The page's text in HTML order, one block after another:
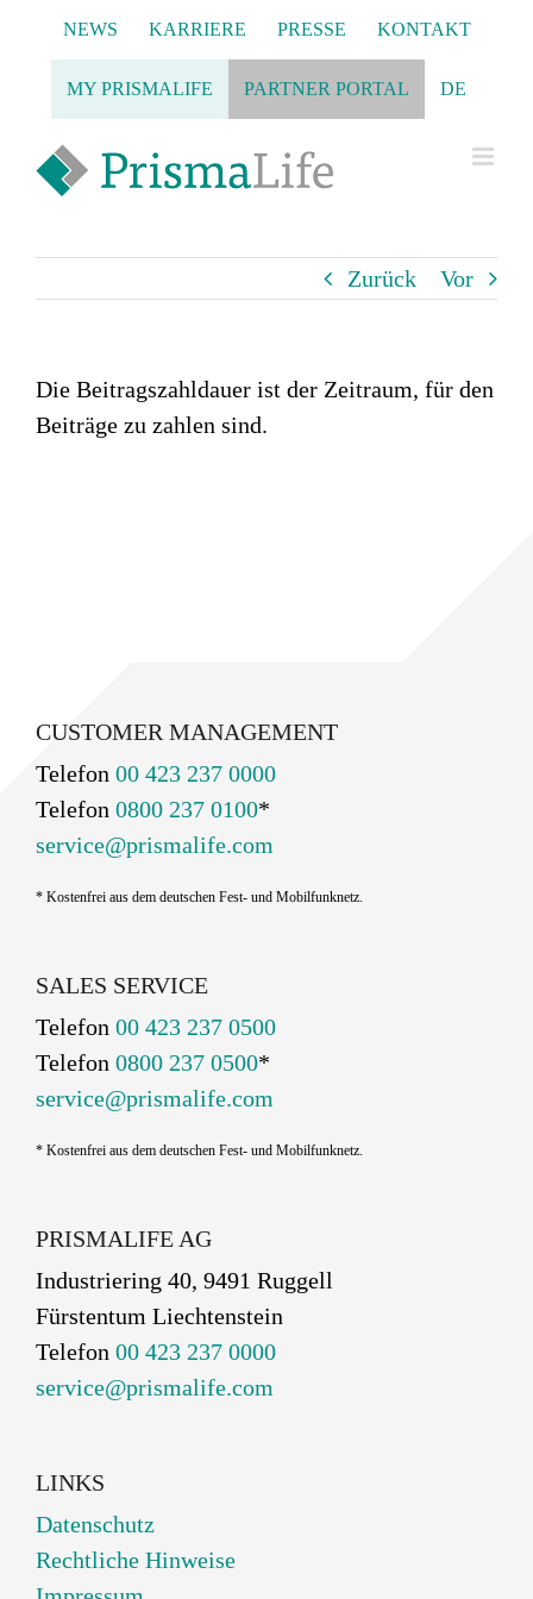
springen
NEWS KARRIERE PRESSE KONTAKT
MY PRISMALIFE PARTNER PORTAL DE
Zurück Vor
Die Beitragszahldauer ist der Zeitraum, für den
Beiträge zu zahlen sind.
CUSTOMER MANAGEMENT
Telefon 00 423 237 0000
Telefon 0800 237 0100*
service@prismalife.com
* Kostenfrei aus dem deutschen Fest- und Mobilfunknetz.
SALES SERVICE
Telefon 00 423 237 0500
Telefon 0800 237 0500*
service@prismalife.com
* Kostenfrei aus dem deutschen Fest- und Mobilfunknetz.
PRISMALIFE AG
Industriering 40, 9491 Ruggell
Fürstentum Liechtenstein
Telefon 00 423 237 0000
service@prismalife.com
LINKS
Datenschutz
Rechtliche Hinweise